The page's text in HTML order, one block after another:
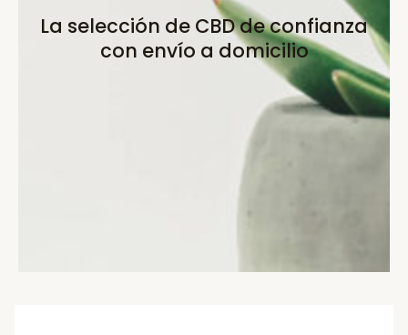
La selección de CBD de confianza
con envío a domicilio